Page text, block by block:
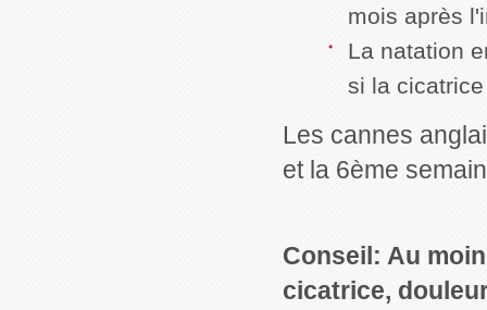
mois après
La natation
si la
Les cannes
et la 6ème
Conseil: Au
cicatrice,